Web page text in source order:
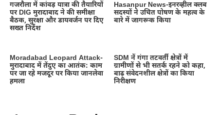
गजरौला में कांवड़ यात्रा की तैयारियों
पर DIG मुरादाबाद ने की समीक्षा
बैठक, सुरक्षा और डायवर्जन पर दिए
सख्त निर्देश
Hasanpur News-इनरव्हील क्लब
सदस्यों ने उचित पोषण के महत्व के
बारे में जागरूक किया
Moradabad Leopard Attack-
मुरादाबाद में तेंदुए का आतंक: काम
पर जा रहे मजदूर पर किया जानलेवा
हमला
SDM नें गंगा तटवर्ती क्षेत्रों में
ग्रामीणों से भी सतर्क रहने को कहा,
बाढ़ संवेदनशील क्षेत्रों का किया
निरीक्षण